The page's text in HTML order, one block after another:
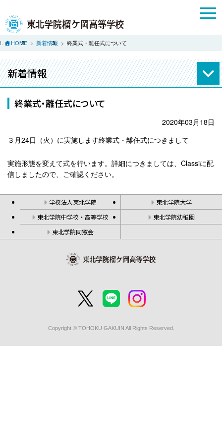
HOME 新着情報 終業式・離任式について
新着情報
終業式・離任式について
2020年03月18日
３月24日（火）に実施します終業式・離任式につきまして
実施形態を変えて式を行います。詳細につきましては、Classiに配
信しましたので、ご確認ください。
学校法人東北学院
東北学院大学
東北学院中学校・高等学校
東北学院幼稚園
東北学院同窓会
Copyright © TOHOKU GAKUIN All Rights Reserved.